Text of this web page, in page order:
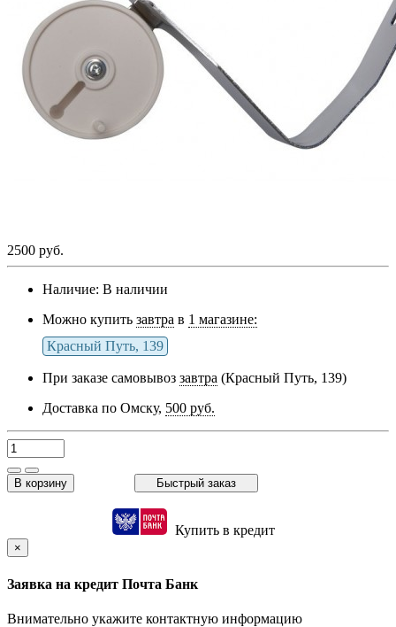
2500 руб.
Наличие: В наличии
Можно купить завтра в 1 магазине:
Красный Путь, 139
При заказе самовывоз завтра (Красный Путь, 139)
Доставка по Омску, 500 руб.
В корзину Быстрый заказ
Купить в кредит
×
Заявка на кредит Почта Банк
Внимательно укажите контактную информацию